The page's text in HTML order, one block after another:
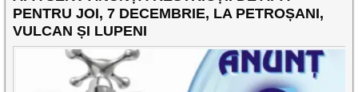
PENTRU JOI, 7 DECEMBRIE, LA PETROȘANI,
VULCAN ȘI LUPENI